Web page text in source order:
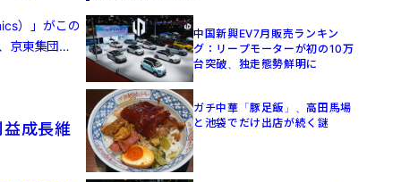
）」がこの
京東集団
成長維
中国新興EV7月販売ランキン
グ：リープモーターが初の10万
台突破、独走態勢鮮明に
ガチ中華「豚足飯」、高田馬場
と池袋でだけ出店が続く謎